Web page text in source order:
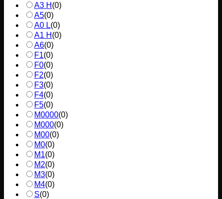
A3 H (0)
A5(0)
A0 L(0)
A1 H (0)
A6(0)
F1(0)
F0(0)
F2(0)
F3(0)
F4(0)
F5(0)
M0000(0)
M000(0)
M00(0)
M0(0)
M1(0)
M2(0)
M3(0)
M4(0)
S(0)